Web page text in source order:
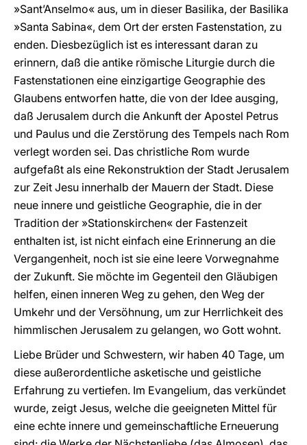
»Sant’Anselmo« aus, um in dieser Basilika, der Basilika
»Santa Sabina«, dem Ort der ersten Fastenstation, zu
enden. Diesbezüglich ist es interessant daran zu
erinnern, daß die antike römische Liturgie durch die
Fastenstationen eine einzigartige Geographie des
Glaubens entworfen hatte, die von der Idee ausging,
daß Jerusalem durch die Ankunft der Apostel Petrus
und Paulus und die Zerstörung des Tempels nach Rom
verlegt worden sei. Das christliche Rom wurde
aufgefaßt als eine Rekonstruktion der Stadt Jerusalem
zur Zeit Jesu innerhalb der Mauern der Stadt. Diese
neue innere und geistliche Geographie, die in der
Tradition der »Stationskirchen« der Fastenzeit
enthalten ist, ist nicht einfach eine Erinnerung an die
Vergangenheit, noch ist sie eine leere Vorwegnahme
der Zukunft. Sie möchte im Gegenteil den Gläubigen
helfen, einen inneren Weg zu gehen, den Weg der
Umkehr und der Versöhnung, um zur Herrlichkeit des
himmlischen Jerusalem zu gelangen, wo Gott wohnt.
Liebe Brüder und Schwestern, wir haben 40 Tage, um
diese außerordentliche asketische und geistliche
Erfahrung zu vertiefen. Im Evangelium, das verkündet
wurde, zeigt Jesus, welche die geeigneten Mittel für
eine echte innere und gemeinschaftliche Erneuerung